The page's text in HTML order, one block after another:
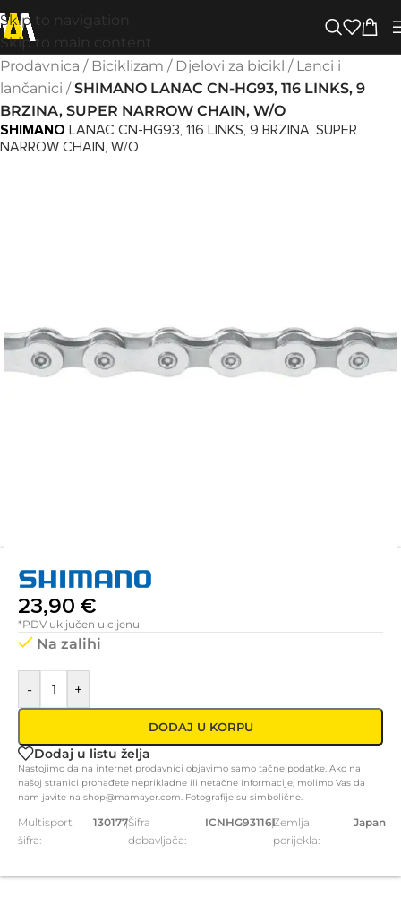
Skip to navigation
Skip to main content
Prodavnica / Biciklizam / Djelovi za bicikl / Lanci i
lančanici /SHIMANO LANAC CN-HG93, 116 LINKS, 9
BRZINA, SUPER NARROW CHAIN, W/O
SHIMANO LANAC CN-HG93, 116 LINKS, 9 BRZINA, SUPER
NARROW CHAIN, W/O
23,90 €
*PDV uključen u cijenu
Na zalihi
- +
DODAJ U KORPU
Dodaj u listu želja
Nastojimo da na internet prodavnici objavimo samo tačne podatke. Ako na
našoj stranici pronađete neprikladne ili netačne informacije, molimo Vas da
nam javite na shop@mamayer.com. Fotografije su simbolične.
Multisport
šifra:
130177|Šifra
dobavljača:
ICNHG93116I
|Zemlja
porijekla:
Japan